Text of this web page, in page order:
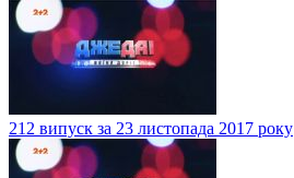
212 випуск за 23 листопада 2017 року